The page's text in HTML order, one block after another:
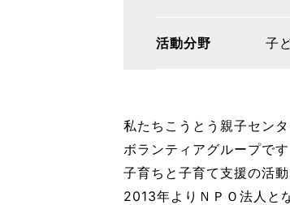
活動分野 子
私たちこうとう親子セン
ボランティアグループです
子育ちと子育て支援の活
2013年よりＮＰＯ法人と